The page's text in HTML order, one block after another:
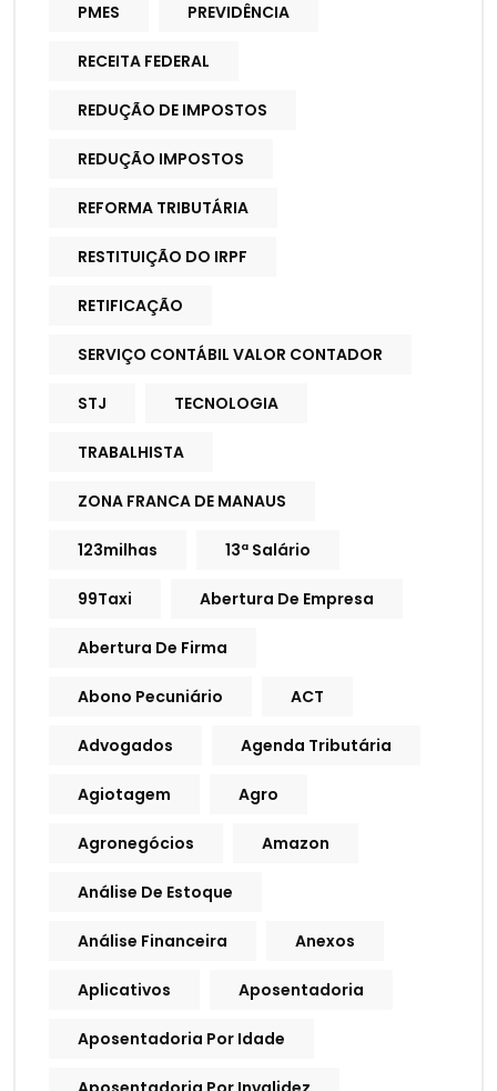
PMES PREVIDÊNCIA
RECEITA FEDERAL
REDUÇÃO DE IMPOSTOS
REDUÇÃO IMPOSTOS
REFORMA TRIBUTÁRIA
RESTITUIÇÃO DO IRPF
RETIFICAÇÃO
SERVIÇO CONTÁBIL VALOR CONTADOR
STJ TECNOLOGIA
TRABALHISTA
ZONA FRANCA DE MANAUS
123milhas 13ª Salário
99Taxi Abertura De Empresa
Abertura De Firma
Abono Pecuniário ACT
Advogados Agenda Tributária
Agiotagem Agro
Agronegócios Amazon
Análise De Estoque
Análise Financeira Anexos
Aplicativos Aposentadoria
Aposentadoria Por Idade